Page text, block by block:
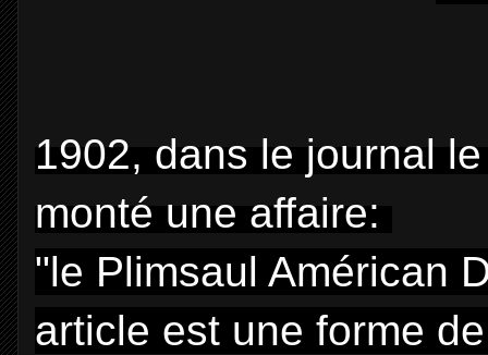
1902, dans le journal
monté une affaire:
"le Plimsaul Américan
article est une forme